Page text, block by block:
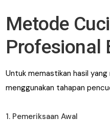
Metode
Profesional
Untuk memastikan hasil yang
menggunakan tahapan
1. Pemeriksaan Awal